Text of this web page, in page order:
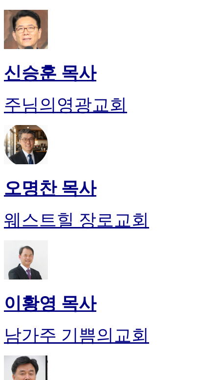
신승훈 목사
주님의영광교회
오명찬 목사
웨스트힐 장로교회
이황영 목사
남가주 기쁨의교회